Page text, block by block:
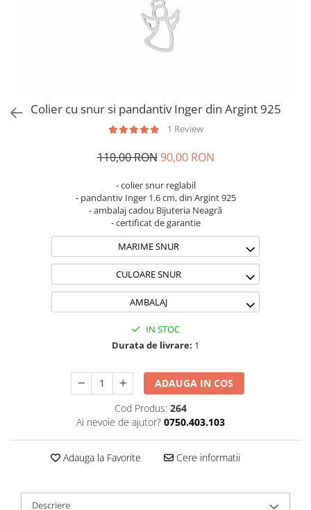
Coliere Transparente cu Soare
Coliere Transparente cu Semilună
Coliere Transparente cu Flori
Coliere Transparente cu Animale
Coliere Transparente cu Molecule
Coliere Transparente Diverse
Lănțișoare cu Inimioare
Lănțișoare cu Cruce
Lănțișoare cu Soare
Lănțișoare cu Semilună
Lănțișoare cu Animale
Lănțișoare cu Molecule
Lănțișoare cu Pietre Naturale
Lănțișoare Argint Diverse
COLIERE CU PERLE
Coliere cu Perle Preciosa
Coliere cu Inimioare
Colier cu snur si pandantiv Inger din Argint 925
1 Review
110,00 RON 90,00 RON
- colier snur reglabil
- pandantiv Inger 1.6 cm, din Argint 925
- ambalaj cadou Bijuteria Neagră
- certificat de garantie
MARIME SNUR
CULOARE SNUR
AMBALAJ
IN STOC
Durata de livrare: 1
ADAUGA IN COS
Cod Produs: 264
Ai nevoie de ajutor? 0750.403.103
Adauga la Favorite Cere informatii
Descriere